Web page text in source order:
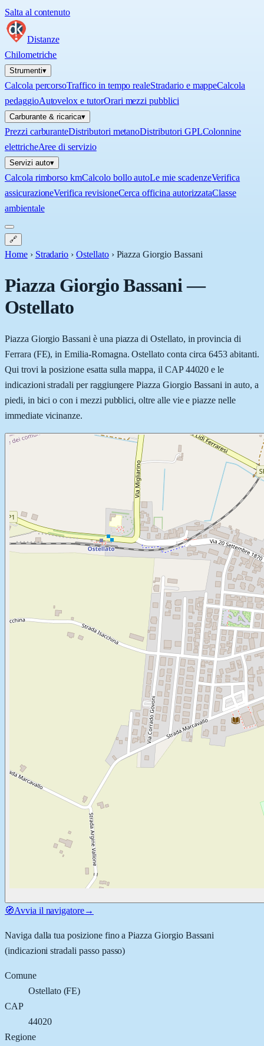
Salta al contenuto
Distanze
Chilometriche
Strumenti▾
Calcola percorsoTraffico in tempo realeStradario e mappeCalcola
pedaggioAutovelox e tutorOrari mezzi pubblici
Carburante & ricarica▾
Prezzi carburanteDistributori metanoDistributori GPLColonnine
elettricheAree di servizio
Servizi auto▾
Calcola rimborso kmCalcolo bollo autoLe mie scadenzeVerifica
assicurazioneVerifica revisioneCerca officina autorizzataClasse
ambientale
🔗
Home › Stradario › Ostellato › Piazza Giorgio Bassani
Piazza Giorgio Bassani—
Ostellato
Piazza Giorgio Bassani è una piazza di Ostellato, in provincia di
Ferrara (FE), in Emilia-Romagna. Ostellato conta circa 6453 abitanti.
Qui trovi la posizione esatta sulla mappa, il CAP 44020 e le
indicazioni stradali per raggiungere Piazza Giorgio Bassani in auto, a
piedi, in bici o con i mezzi pubblici, oltre alle vie e piazze nelle
immediate vicinanze.
🧭Avvia il navigatore→
Naviga dalla tua posizione fino aPiazza Giorgio Bassani
(indicazioni stradali passo passo)
Comune
Ostellato(FE)
CAP
44020
Regione